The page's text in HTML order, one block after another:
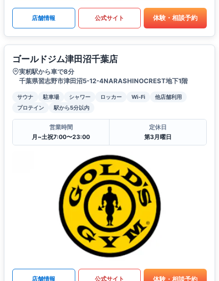
店舗情報 公式サイト 体験・相談予約
ゴールドジム津田沼千葉店
実籾駅から車で8分
千葉県習志野市津田沼5-12-4NARASHINOCREST地下1階
サウナ 駐車場 シャワー ロッカー Wi-Fi
他店舗利用
プロテイン
駅から5分以内
営業時間
月~土祝7:00〜23:00
定休日
第3月曜日
店舗情報 公式サイト 体験・相談予約